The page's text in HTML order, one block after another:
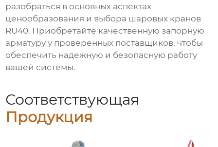
разобраться в основных аспектах
ценообразования и выбора шаровых кранов
RU40. Приобретайте качественную запорную
арматуру у проверенных поставщиков, чтобы
обеспечить надежную и безопасную работу
вашей системы.
Соответствующая
Продукция